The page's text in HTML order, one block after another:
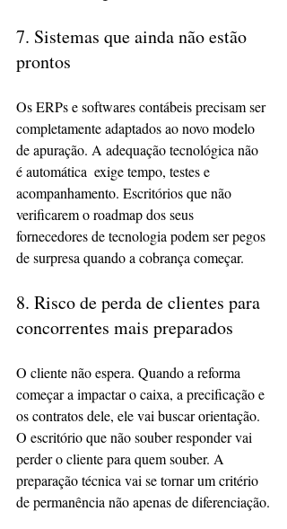
7. Sistemas que ainda não estão
prontos
Os ERPs e softwares contábeis precisam ser
completamente adaptados ao novo modelo
de apuração. A adequação tecnológica não
é automática  exige tempo, testes e
acompanhamento. Escritórios que não
verificarem o roadmap dos seus
fornecedores de tecnologia podem ser pegos
de surpresa quando a cobrança começar.
8. Risco de perda de clientes para
concorrentes mais preparados
O cliente não espera. Quando a reforma
começar a impactar o caixa, a precificação e
os contratos dele, ele vai buscar orientação.
O escritório que não souber responder vai
perder o cliente para quem souber. A
preparação técnica vai se tornar um critério
de permanência não apenas de diferenciação.